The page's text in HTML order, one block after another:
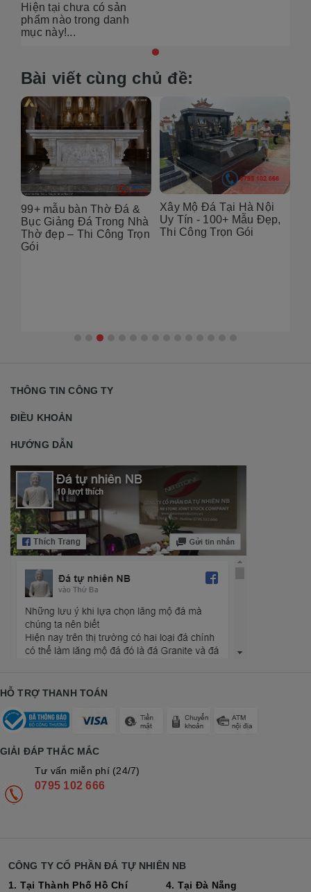
Hiện tại chưa có sản
phẩm nào trong danh
mục này!...
Bài viết cùng chủ đề:
99+ mẫu bàn Thờ Đá &
Bục Giảng Đá Trong Nhà
Thờ đẹp – Thi Công Trọn
Gói
Xây Mộ Đá Tại Hà Nội
Uy Tín - 100+ Mẫu Đẹp,
Thi Công Trọn Gói
THÔNG TIN CÔNG TY
ĐIỀU KHOẢN
HƯỚNG DẪN
HỖ TRỢ THANH TOÁN
GIẢI ĐÁP THẮC MẮC
Tư vấn miễn phí (24/7)
0795 102 666
CÔNG TY CỔ PHẦN ĐÁ TỰ NHIÊN NB
1. Tại Thành Phố Hồ Chí
4. Tại Đà Nẵng